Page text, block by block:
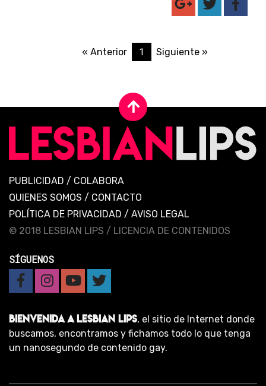
« Anterior 1 Siguiente »
PUBLICIDAD / COLABORA
QUIENES SOMOS / CONTACTO
POLÍTICA DE PRIVACIDAD / AVISO LEGAL
© 2018 LESBIAN LIPS / LICENCIA DE CONTENIDOS
SÍGUENOS
BIENVENIDA A LESBIAN LIPS, el sitio de Internet donde
buscamos, encontramos y fichamos todo lo que tenga
un nanosegundo de contenido gay.